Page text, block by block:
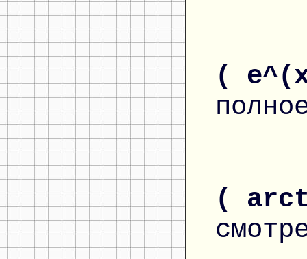
(
(